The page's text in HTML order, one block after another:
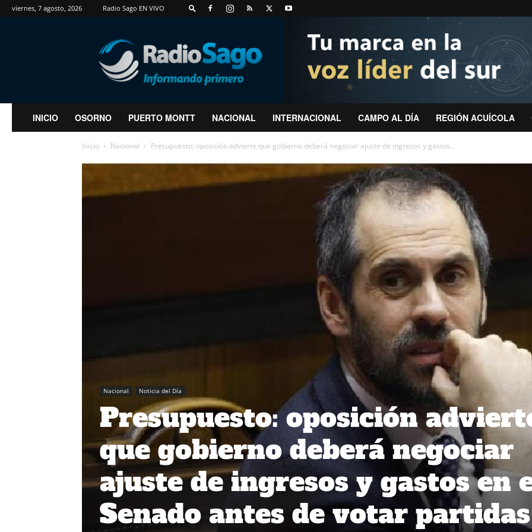
viernes, 7 agosto, 2026 Radio Sago EN VIVO
RadioSago
INICIO OSORNO PUERTO MONTT NACIONAL INTERNACIONAL CAMPO AL DÍA REGIÓN ACUÍCOLA
Inicio Nacional Presupuesto: oposición advierte que gobierno deberá negociar ajuste de ingresos y gastos...
Nacional Noticia del Día
Presupuesto: oposición
que gobierno deberá negociar
ajuste de ingresos y gastos en
Senado antes de votar partidas